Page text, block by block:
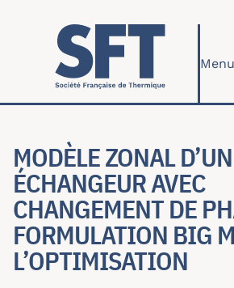
Skip to main content
Menu
MODÈLE ZONAL D’UN
ÉCHANGEUR AVEC
CHANGEMENT DE
FORMULATION BIG
L’OPTIMISATION